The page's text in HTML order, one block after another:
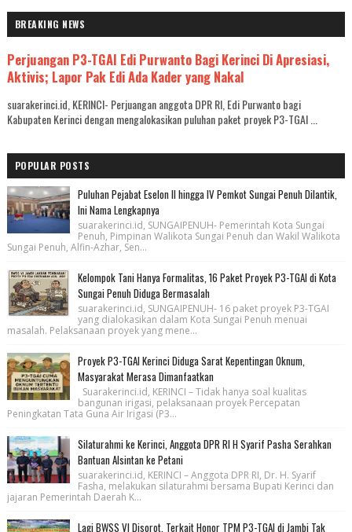
BREAKING NEWS
Perjuangan P3-TGAI Edi Purwanto Bagi Kerinci Di Apresiasi,
Aktivis; Lapor Pak Edi Ada Kader yang Nakal
suarakerinci.id, KERINCI- Perjuangan anggota DPR RI, Edi Purwanto bagi
Kabupaten Kerinci dengan mengalokasikan puluhan paket proyek P3-TGAI ...
POPULAR POSTS
Puluhan Pejabat Eselon II hingga IV Pemkot Sungai Penuh Dilantik,
Ini Nama Lengkapnya
suarakerinci.id, SUNGAIPENUH- Pemerintah Kota Sungai
Penuh, Pimpinan Walikota Sungai Penuh dan Wakil Walikota
Sungai Penuh, Alfin-Azhar, Sen...
Kelompok Tani Hanya Formalitas, 16 Paket Proyek P3-TGAI di Kota
Sungai Penuh Diduga Bermasalah
suarakerinci.id, SUNGAIPENUH- 16 paket proyek P3-TGAI
yang dialokasikan dalam Kota Sungai Penuh menuai
masalah. Pelaksanaan proyek yang mene...
Proyek P3-TGAI Kerinci Diduga Sarat Kepentingan Oknum,
Masyarakat Merasa Dimanfaatkan
Suarakerinci.id, KERINCI – Tidak hanya soal kualitas
bangunan irigasi, pelaksanaan proyek Percepatan
Peningkatan Tata Guna Air Irigasi (P3...
Silaturahmi ke Kerinci, Anggota DPR RI H Syarif Pasha Serahkan
Bantuan Alsintan ke Petani
suarakerinci.id, KERINCI – Anggota DPR RI, Dr. H. Syarif
Fasha, melakukan silaturahmi bersama Bupati Kerinci dan
jajaran Pemerintah Daerah K...
Lagi BWSS VI Disorot, Terkait Honor TPM P3-TGAI di Jambi Tak